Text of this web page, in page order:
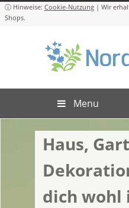
Cookie-Nutzung
Menu
Haus,
dich wohl